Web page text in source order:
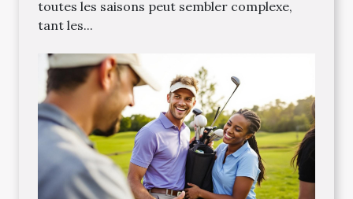
toutes les saisons peut sembler complexe,
tant les...